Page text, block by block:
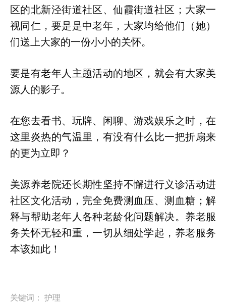
区的北新泾街道社区、仙霞街道社区；大家一
视同仁，要是是中老年，大家均给他们（她）
们送上大家的一份小小的关怀。
要是有老年人主题活动的地区，就会有大家美
源人的影子。
在您去看书、玩牌、闲聊、游戏娱乐之时，在
这里炎热的气温里，有没有什么比一把折扇来
的更为立即？
美源养老院还长期性坚持不懈进行义诊活动进
社区文化活动，完全免费测血压、测血糖；解
释与帮助老年人各种老龄化问题解决。养老服
务关怀无轻和重，一切从细处学起，养老服务
本该如此！
关键词： 护理